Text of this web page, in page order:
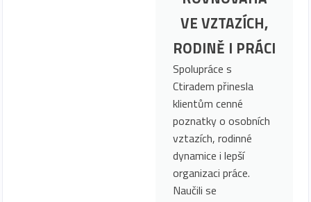
VE VZTAZÍCH,
RODINĚ I PRÁCI
Spolupráce s
Ctiradem přinesla
klientům cenné
poznatky o osobních
vztazích, rodinné
dynamice i lepší
organizaci práce.
Naučili se